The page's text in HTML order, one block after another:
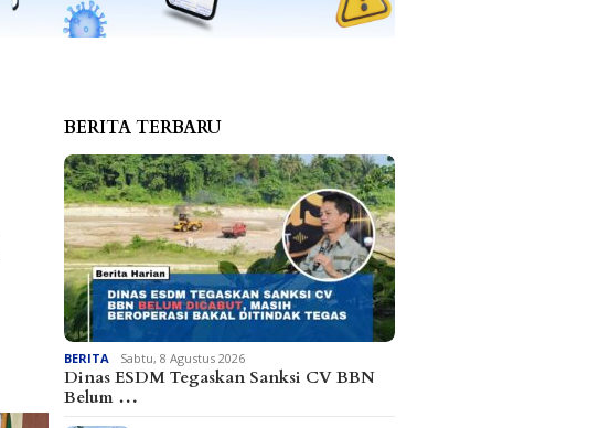
BERITA TERBARU
BERITA Sabtu, 8 Agustus 2026
Dinas ESDM Tegaskan Sanksi CV BBN
Belum …